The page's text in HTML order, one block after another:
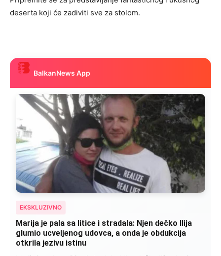
deserta koji će zadiviti sve za stolom.
BalkanNews App
EKSKLUZIVNO
Kad se Marin suprug razbolio ona ga kupala,
pelene mu mijenjala: Jedno jutro je poslao po
čokoladu..